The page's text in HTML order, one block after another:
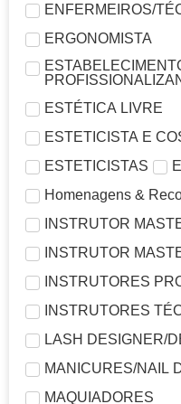
ENFERMEIROS/
ERGONOMISTA
ESTÉTICA LIVRE
ESTETICISTA E
ESTETICISTAS
Homenagens &
INSTRUTOR
INSTRUTOR
INSTRUTORES
INSTRUTORES
LASH DESIGNER/
MANICURES/NAIL
MAQUIADORES